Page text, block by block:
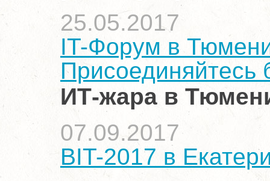
25.05.2017
IT-Форум в
Присоединяйтесь
ИТ-жара в
07.09.2017
BIT-2017 в